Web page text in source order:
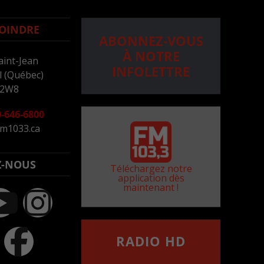
Jean
646-6800
NOUS
ABONNEZ-VOUS
À NOTRE
INFOLETTRE
Téléchargez notre
application dès
maintenant !
RADIO HD